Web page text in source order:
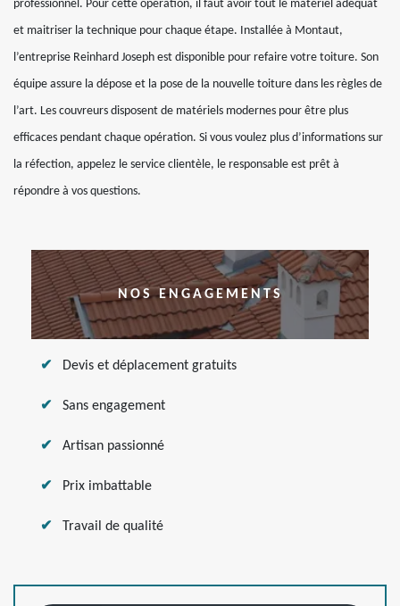
professionnel. Pour cette opération, il faut avoir tout le matériel adéquat
et maitriser la technique pour chaque étape. Installée à Montaut,
l’entreprise Reinhard Joseph est disponible pour refaire votre toiture. Son
équipe assure la dépose et la pose de la nouvelle toiture dans les règles de
l’art. Les couvreurs disposent de matériels modernes pour être plus
efficaces pendant chaque opération. Si vous voulez plus d’informations sur
la réfection, appelez le service clientèle, le responsable est prêt à
répondre à vos questions.
NOS ENGAGEMENTS
Devis et déplacement gratuits
Sans engagement
Artisan passionné
Prix imbattable
Travail de qualité